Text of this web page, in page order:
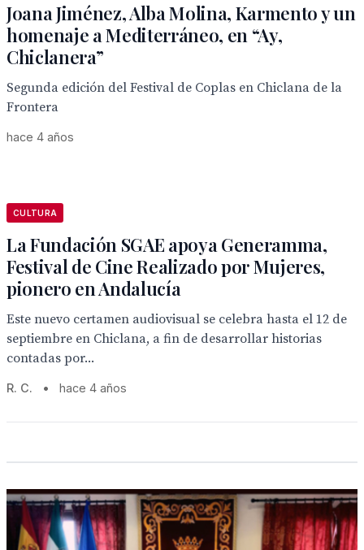
Joana Jiménez, Alba Molina, Karmento y un
homenaje a Mediterráneo, en “Ay,
Chiclanera”
Segunda edición del Festival de Coplas en Chiclana de la
Frontera
hace 4 años
CULTURA
La Fundación SGAE apoya Generamma,
Festival de Cine Realizado por Mujeres,
pionero en Andalucía
Este nuevo certamen audiovisual se celebra hasta el 12 de
septiembre en Chiclana, a fin de desarrollar historias
contadas por...
R. C. • hace 4 años